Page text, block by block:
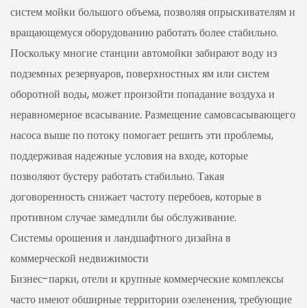
систем мойки большого объема, позволяя опрыскивателям и
вращающемуся оборудованию работать более стабильно.
Поскольку многие станции автомойки забирают воду из
подземных резервуаров, поверхностных ям или систем
оборотной воды, может произойти попадание воздуха и
неравномерное всасывание. Размещение самовсасывающего
насоса выше по потоку помогает решить эти проблемы,
поддерживая надежные условия на входе, которые
позволяют бустеру работать стабильно. Такая
договоренность снижает частоту перебоев, которые в
противном случае замедлили бы обслуживание.
Системы орошения и ландшафтного дизайна в
коммерческой недвижимости
Бизнес-парки, отели и крупные коммерческие комплексы
часто имеют обширные территории озеленения, требующие